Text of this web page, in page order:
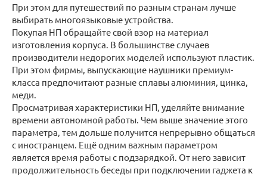
При этом для путешествий по разным странам лучше
выбирать многоязыковые устройства.
Покупая НП обращайте свой взор на материал
изготовления корпуса. В большинстве случаев
производители недорогих моделей используют пластик.
При этом фирмы, выпускающие наушники премиум-
класса предпочитают разные сплавы алюминия, цинка,
меди.
Просматривая характеристики НП, уделяйте внимание
времени автономной работы. Чем выше значение этого
параметра, тем дольше получится непрерывно общаться
с иностранцем. Ещё одним важным параметром
является время работы с подзарядкой. От него зависит
продолжительность беседы при подключении гаджета к